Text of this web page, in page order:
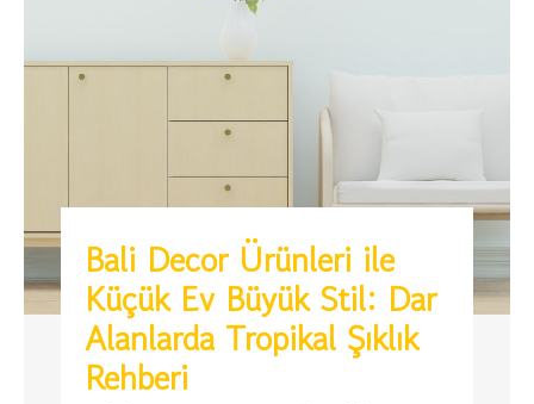
Bali Decor Ürünleri ile
Küçük Ev Büyük Stil: Dar
Alanlarda Tropikal Şıklık
Rehberi